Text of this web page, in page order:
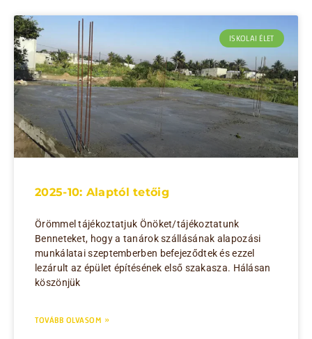
ISKOLAI ÉLET
2025-10: Alaptól tetőig
Örömmel tájékoztatjuk Önöket/tájékoztatunk
Benneteket, hogy a tanárok szállásának alapozási
munkálatai szeptemberben befejeződtek és ezzel
lezárult az épület építésének első szakasza. Hálásan
köszönjük
TOVÁBB OLVASOM »